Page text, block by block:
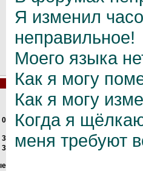
0
3
3
Я изменил
неправильное!
Моего языка
Как я могу
Как я могу
Когда я
меня требуют